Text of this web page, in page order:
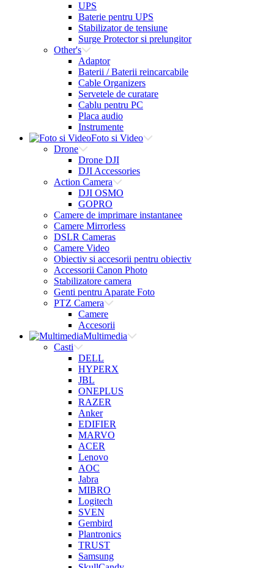
UPS
Baterie pentru UPS
Stabilizator de tensiune
Surge Protector si prelungitor
Other's
Adaptor
Baterii / Baterii reincarcabile
Cable Organizers
Servetele de curatare
Cablu pentru PC
Placa audio
Instrumente
Foto si Video
Drone
Drone DJI
DJI Accessories
Action Camera
DJI OSMO
GOPRO
Camere de imprimare instantanee
Camere Mirrorless
DSLR Cameras
Camere Video
Obiectiv si accesorii pentru obiectiv
Accessorii Canon Photo
Stabilizatore camera
Genti pentru Aparate Foto
PTZ Camera
Camere
Accesorii
Multimedia
Casti
DELL
HYPERX
JBL
ONEPLUS
RAZER
Anker
EDIFIER
MARVO
ACER
Lenovo
AOC
Jabra
MIBRO
Logitech
SVEN
Gembird
Plantronics
TRUST
Samsung